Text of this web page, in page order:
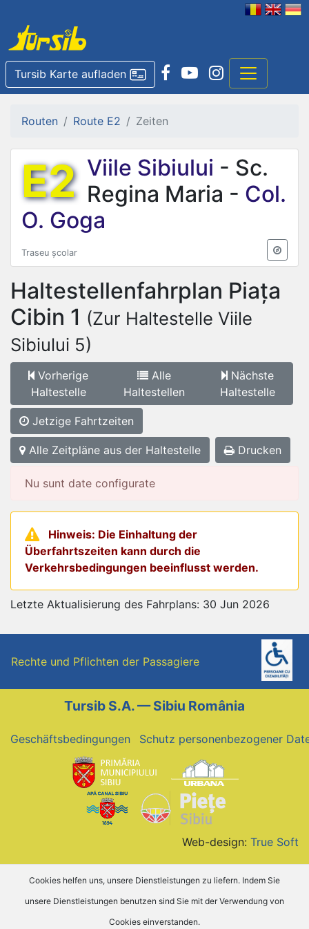
Tursib Karte aufladen
Routen Route E2 Zeiten
E2 Viile Sibiului - Sc.
Regina Maria - Col.
O. Goga
Traseu școlar
Haltestellenfahrplan Piața
Cibin 1 (Zur Haltestelle Viile
Sibiului 5)
Vorherige
Haltestelle
Alle
Haltestellen
Nächste
Haltestelle
Jetzige Fahrtzeiten
Alle Zeitpläne aus der Haltestelle Drucken
Nu sunt date configurate
Hinweis: Die Einhaltung der
Überfahrtszeiten kann durch die
Verkehrsbedingungen beeinflusst werden.
Letzte Aktualisierung des Fahrplans: 30 Jun 2026
Rechte und Pflichten der Passagiere
Tursib S.A. — Sibiu România
Geschäftsbedingungen Schutz personenbezogener
Web-design: True Soft
Cookies helfen uns, unsere Dienstleistungen zu liefern. Indem Sie
unsere Dienstleistungen benutzen sind Sie mit der Verwendung von
Cookies einverstanden.